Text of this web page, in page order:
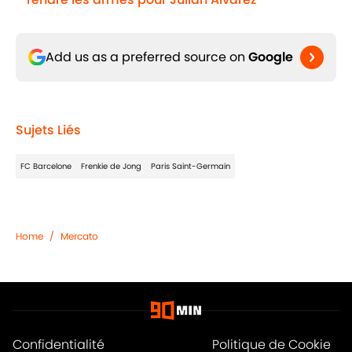
Add us as a preferred source on Google
Sujets Liés
FC Barcelone Frenkie de Jong Paris Saint-Germain
Home / Mercato
Confidentialité Politique de Cookie